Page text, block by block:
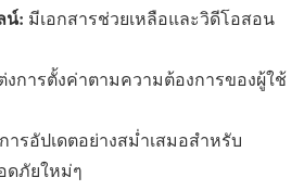
น์: มีเอกสารช่วยเหลือและวิดีโอสอน
งการตั้งค่าตามความต้องการของผู้ใช้
ารอัปเดตอย่างสม่ำเสมอสำหรับ
ดภัยใหม่ๆ